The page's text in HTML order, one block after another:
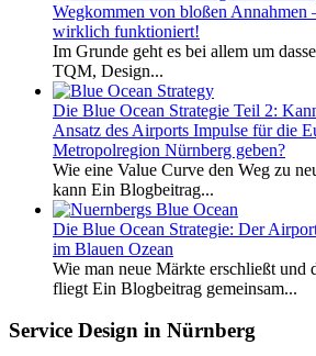
Wegkommen von bloßen Annahmen
wirklich funktioniert!
Im Grunde geht es bei allem um
TQM, Design...
Die Blue Ocean Strategie Teil 2:
Ansatz des Airports Impulse für die
Metropolregion Nürnberg geben?
Wie eine Value Curve den Weg zu
kann Ein Blogbeitrag...
Die Blue Ocean Strategie: Der
im Blauen Ozean
Wie man neue Märkte erschließt und
fliegt Ein Blogbeitrag gemeinsam...
Service Design in Nürnberg